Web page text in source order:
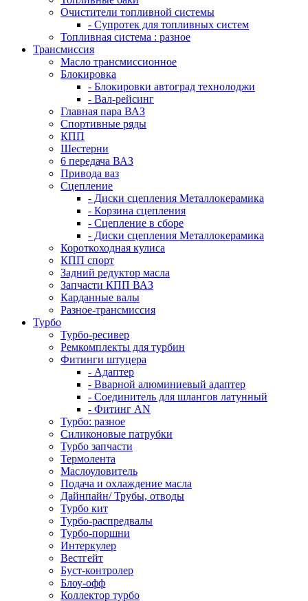
Очистители топливной системы
- Супротек для топливных систем
Топливная система : разное
Трансмиссия
Масло трансмиссионное
Блокировка
- Блокировки автоград технолоджи
- Вал-рейсинг
Главная пара ВАЗ
Спортивные ряды
КПП
Шестерни
6 передача ВАЗ
Привода ваз
Сцепление
- Диски сцепления Металлокерамика
- Корзина сцепления
- Сцепление в сборе
- Диски сцепления Металлокерамика
Короткоходная кулиса
КПП спорт
Задний редуктор масла
Запчасти КПП ВАЗ
Карданные валы
Разное-трансмиссия
Турбо
Турбо-ресивер
Ремкомплекты для турбин
Фитинги штуцера
- Адаптер
- Вварной алюминиевый адаптер
- Соединитель для шлангов латунный
- Фитинг AN
Турбо: разное
Силиконовые патрубки
Турбо запчасти
Термолента
Маслоуловитель
Подача и охлаждение масла
Дайнпайн/ Трубы, отводы
Турбо кит
Турбо-распредвалы
Турбо-поршни
Интеркулер
Вестгейт
Буст-контролер
Блоу-офф
Коллектор турбо